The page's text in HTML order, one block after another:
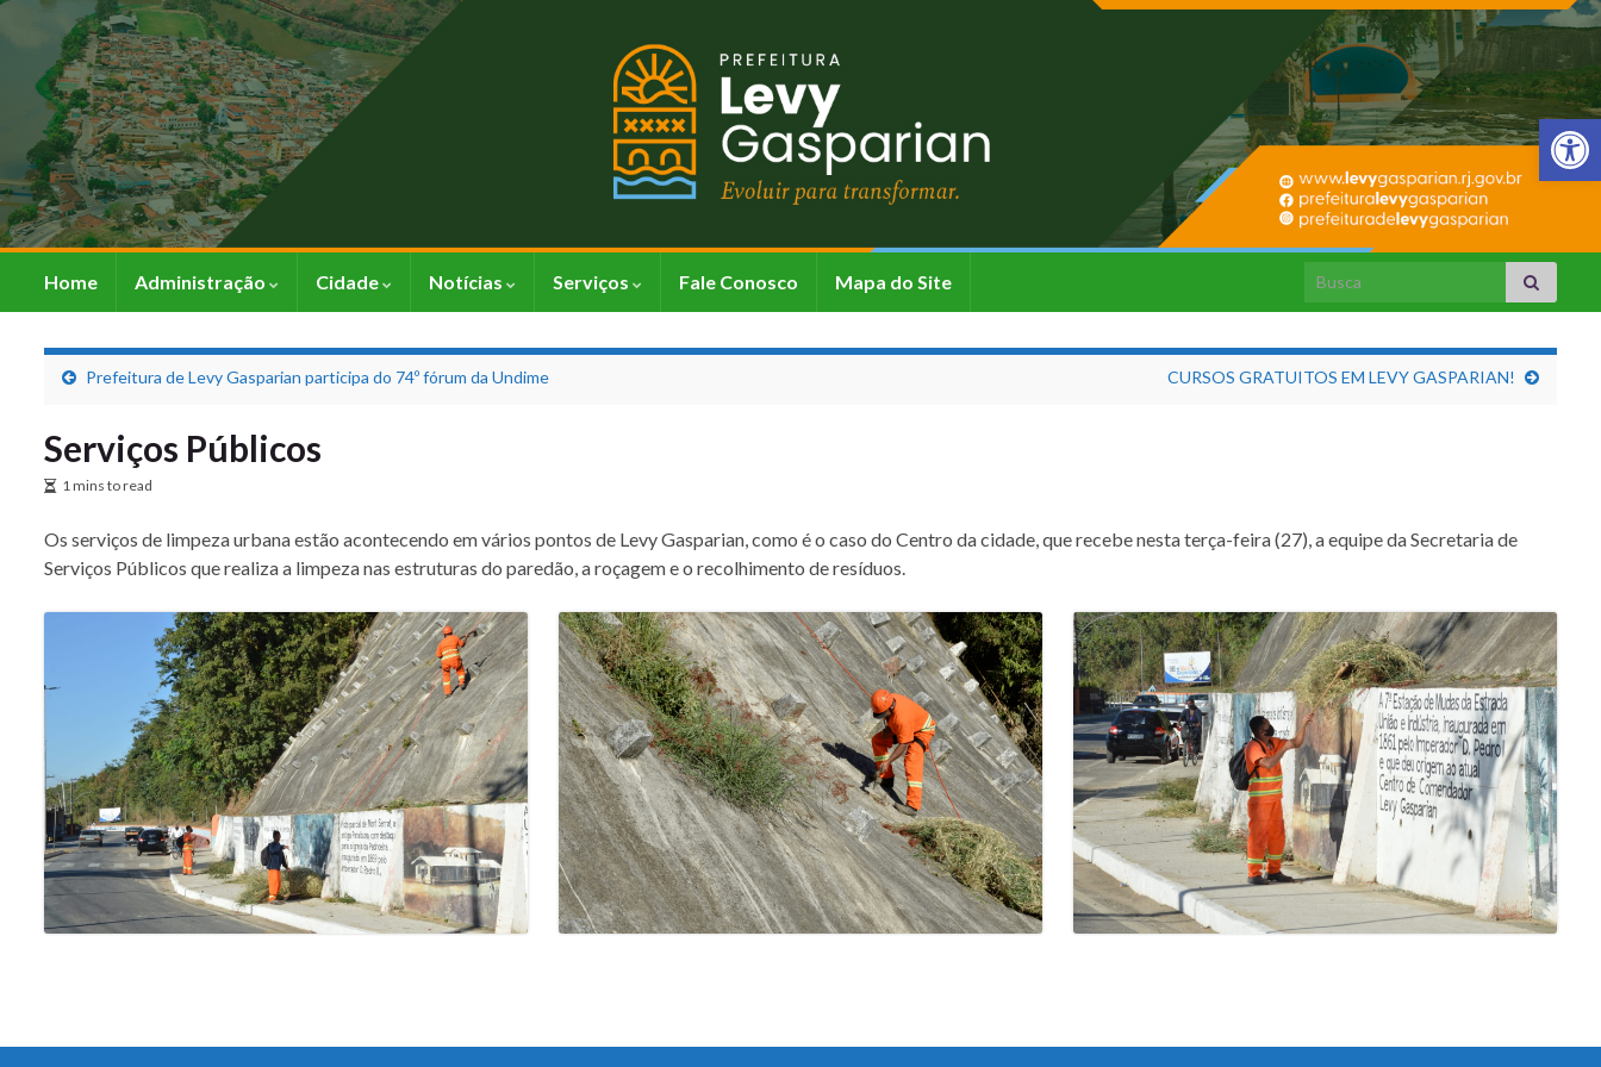
Barra de
Home Administração Cidade Notícias Serviços Fale Conosco Mapa do Site Search for:
Prefeitura de Levy Gasparian participa do 74º fórum da Undime CURSOS GRATUITOS EM LEVY GASPARIAN!
Serviços Públicos
1 mins to read
Os serviços de limpeza urbana estão acontecendo em vários pontos de Levy Gasparian, como é o caso do Centro da cidade, que recebe nesta terça-feira (27), a equipe da Secretaria de
Serviços Públicos que realiza a limpeza nas estruturas do paredão, a roçagem e o recolhimento de resíduos.